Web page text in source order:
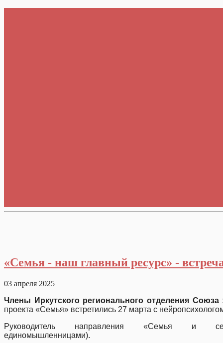
«Семья - наш главный ресурс» -
03 апреля 2025
Члены Иркутского регионального отделения
проекта «Семья» встретились 27 марта с
Руководитель направления «Семья